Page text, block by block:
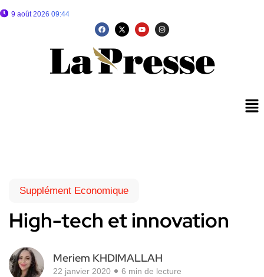
9 août 2026 09:44
Supplément Economique
High-tech et innovation
Meriem KHDIMALLAH
22 janvier 2020 6 min de lecture